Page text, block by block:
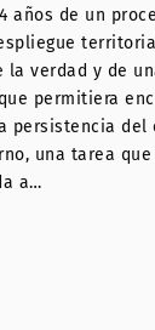
años de un
la verdad y de
permitiera
persistencia del
una tarea
a…